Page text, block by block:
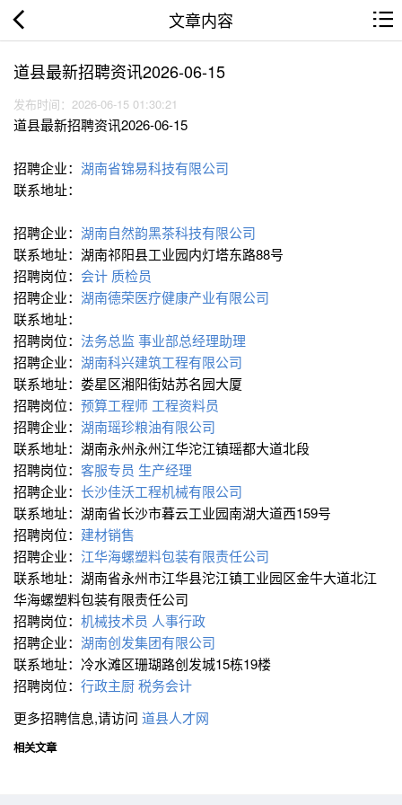
文章内容
道县最新招聘资讯2026-06-15
发布时间：2026-06-15 01:30:21
道县最新招聘资讯2026-06-15
招聘企业： 湖南省锦易科技有限公司
联系地址：
招聘企业： 湖南自然韵黑茶科技有限公司
联系地址：湖南祁阳县工业园内灯塔东路88号
招聘岗位： 会计 质检员
招聘企业： 湖南德荣医疗健康产业有限公司
联系地址：
招聘岗位： 法务总监事业部总经理助理
招聘企业： 湖南科兴建筑工程有限公司
联系地址：娄星区湘阳街姑苏名园大厦
招聘岗位： 预算工程师 工程资料员
招聘企业： 湖南瑶珍粮油有限公司
联系地址：湖南永州永州江华沱江镇瑶都大道北段
招聘岗位： 客服专员 生产经理
招聘企业： 长沙佳沃工程机械有限公司
联系地址：湖南省长沙市暮云工业园南湖大道西159号
招聘岗位： 建材销售
招聘企业： 江华海螺塑料包装有限责任公司
联系地址：湖南省永州市江华县沱江镇工业园区金牛大道北江
华海螺塑料包装有限责任公司
招聘岗位： 机械技术员 人事行政
招聘企业： 湖南创发集团有限公司
联系地址：冷水滩区珊瑚路创发城15栋19楼
招聘岗位： 行政主厨税务会计
更多招聘信息,请访问 道县人才网
相关文章